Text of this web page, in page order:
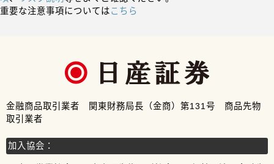
重要な注意事項についてはこちら
金融商品取引業者 関東財務局長（金商）第131号 商品先物
取引業者
加入協会：